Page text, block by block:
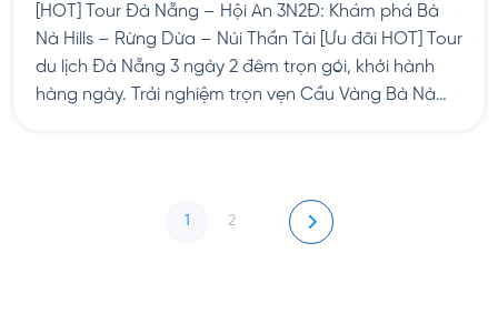
[HOT] Tour Đà Nẵng – Hội An 3N2Đ: Khám phá Bà
Nà Hills – Rừng Dừa – Núi Thần Tài [Ưu đãi HOT] Tour
du lịch Đà Nẵng 3 ngày 2 đêm trọn gói, khởi hành
hàng ngày. Trải nghiệm trọn vẹn Cầu Vàng Bà Nà
1 2